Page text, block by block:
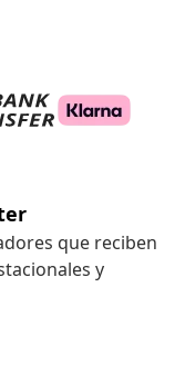
que reciben
y